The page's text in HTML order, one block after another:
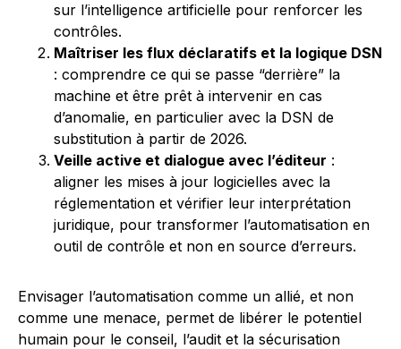
sur l’intelligence artificielle pour renforcer les
contrôles.
Maîtriser les flux déclaratifs et la logique DSN
: comprendre ce qui se passe “derrière” la
machine et être prêt à intervenir en cas
d’anomalie, en particulier avec la DSN de
substitution à partir de 2026.
Veille active et dialogue avec l’éditeur :
aligner les mises à jour logicielles avec la
réglementation et vérifier leur interprétation
juridique, pour transformer l’automatisation en
outil de contrôle et non en source d’erreurs.
Envisager l’automatisation comme un allié, et non
comme une menace, permet de libérer le potentiel
humain pour le conseil, l’audit et la sécurisation